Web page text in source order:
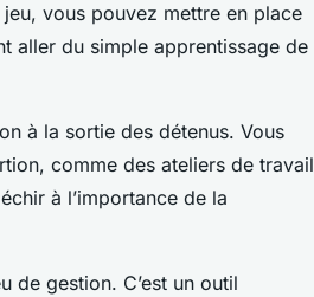
vous pouvez mettre en place
aller du simple apprentissage de
à la sortie des détenus. Vous
comme des ateliers de travail
à l’importance de la
de gestion. C’est un outil